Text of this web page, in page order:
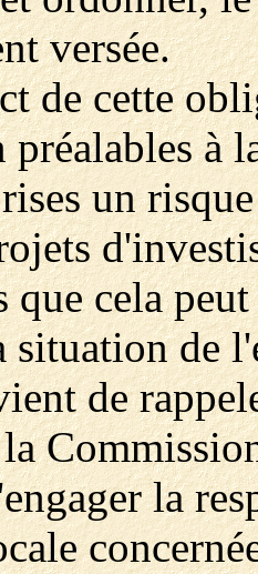
versée.
de cette
à
un
que cela
situation de
de
la